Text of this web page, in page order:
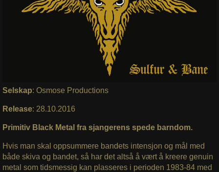
Selskap: Osmose Productions
Release: 28.10.2016
Primitiv Black Metal fra sjangerens spede barndom.
Hvis man skal oppsummere bandets intensjon og mål med
både skiva og bandet, så har det altså å vært å kreere genuin
metal som tidsmessig kan plasseres i perioden 1983-84 med